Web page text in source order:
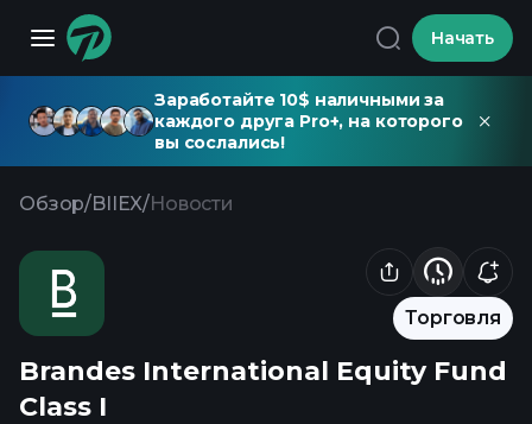
Начать
Заработайте 10$ наличными за
каждого друга Pro+, на которого
вы сослались!
Обзор/BIIEX/Новости
Торговля
Brandes International Equity Fund
Class I